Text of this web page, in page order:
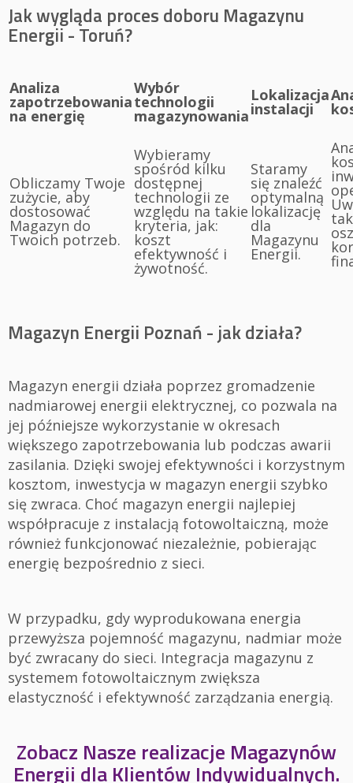
Jak wygląda proces doboru Magazynu
Energii - Toruń?
Analiza
zapotrzebowania
na energię
Wybór
technologii
magazynowania
Lokalizacja
instalacji
Obliczamy Twoje
zużycie, aby
dostosować
Magazyn do
Twoich potrzeb.
Wybieramy
spośród kilku
dostępnej
technologii ze
względu na takie
kryteria, jak:
koszt
efektywność i
żywotność.
Staramy
się znaleźć
optymalną
lokalizację
dla
Magazynu
Energii.
Magazyn Energii Poznań - jak działa?
Magazyn energii działa poprzez gromadzenie
nadmiarowej energii elektrycznej, co pozwala na
jej późniejsze wykorzystanie w okresach
większego zapotrzebowania lub podczas awarii
zasilania. Dzięki swojej efektywności i korzystnym
kosztom, inwestycja w magazyn energii szybko
się zwraca. Choć magazyn energii najlepiej
współpracuje z instalacją fotowoltaiczną, może
również funkcjonować niezależnie, pobierając
energię bezpośrednio z sieci.
W przypadku, gdy wyprodukowana energia
przewyższa pojemność magazynu, nadmiar może
być zwracany do sieci. Integracja magazynu z
systemem fotowoltaicznym zwiększa
elastyczność i efektywność zarządzania energią.
Zobacz Nasze realizacje Magazynów
Energii dla Klientów Indywidualnych.